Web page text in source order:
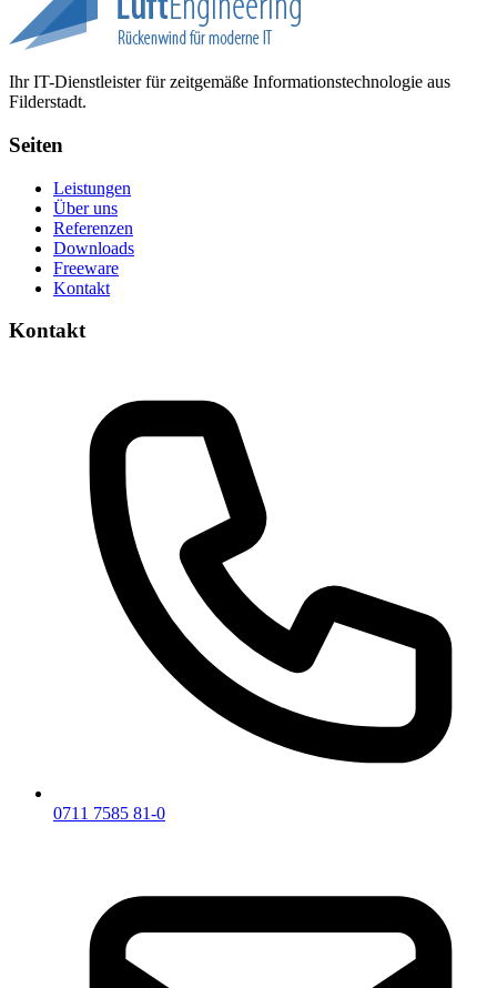
Ihr IT-Dienstleister für zeitgemäße Informationstechnologie aus
Filderstadt.
Seiten
Leistungen
Über uns
Referenzen
Downloads
Freeware
Kontakt
Kontakt
0711 7585 81-0